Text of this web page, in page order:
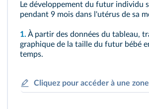
Le développement du futur individu
pendant 9 mois dans l'utérus de sa
1. À partir des données du tableau,
graphique de la taille du futur bébé
temps.
Cliquez pour accéder à une